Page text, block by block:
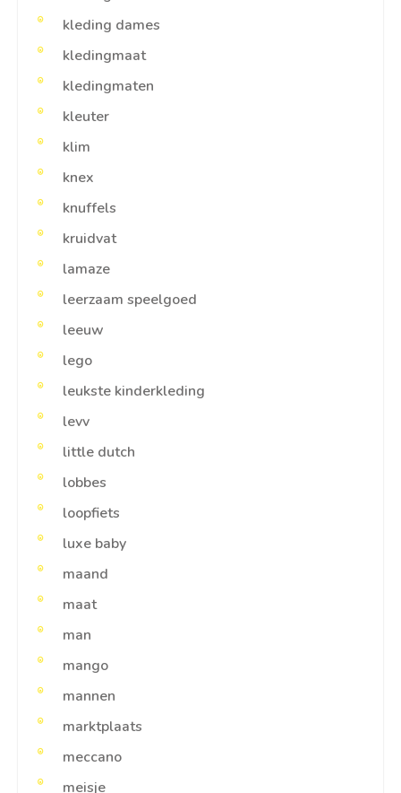
kleding dames
kledingmaat
kledingmaten
kleuter
klim
knex
knuffels
kruidvat
lamaze
leerzaam speelgoed
leeuw
lego
leukste kinderkleding
levv
little dutch
lobbes
loopfiets
luxe baby
maand
maat
man
mango
mannen
marktplaats
meccano
meisje